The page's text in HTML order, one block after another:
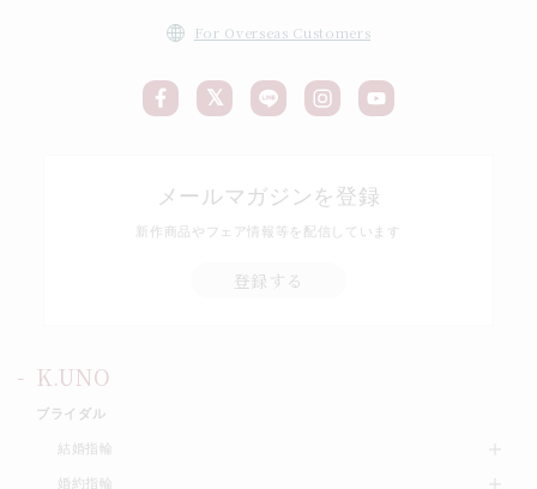
For Overseas Customers
メールマガジンを登録
新作商品やフェア情報等を配信しています
登録する
K.UNO
ブライダル
結婚指輪
婚約指輪